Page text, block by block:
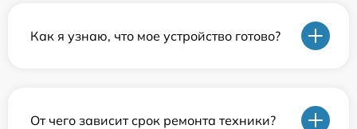
Как я узнаю, что мое устройство готово?
От чего зависит срок ремонта техники?